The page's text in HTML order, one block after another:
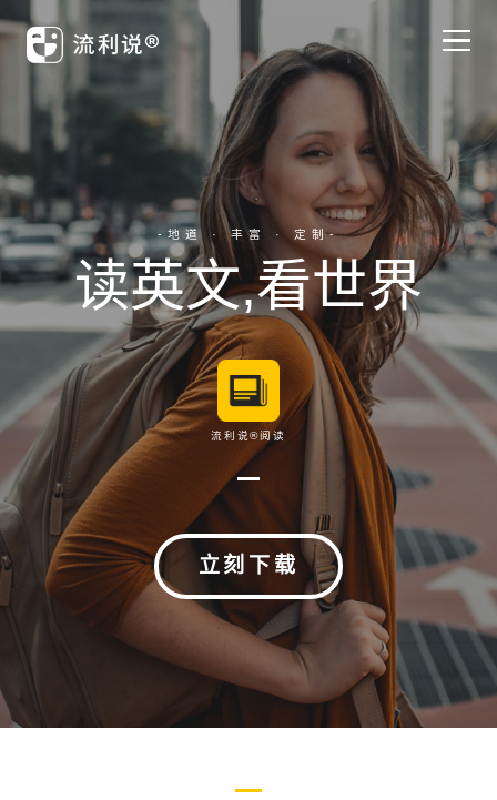
主页
流利说®英语
流利说®懂你英语®A+
应试工具
企业培训
AI 技术
关于我们
-地道 · 丰富 · 定制-
读英文,看世界
流利说®阅读
立刻下载